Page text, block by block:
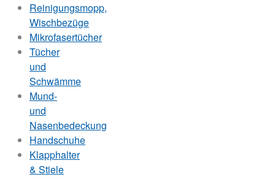
Reinigungsmopp,
Wischbezüge
Mikrofasertücher
Tücher
und
Schwämme
Mund-
und
Nasenbedeckung
Handschuhe
Klapphalter
& Stiele